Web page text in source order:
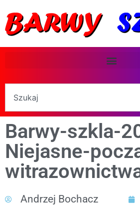
Barwy-szkla-
Niejasne-
Andrzej Bochacz